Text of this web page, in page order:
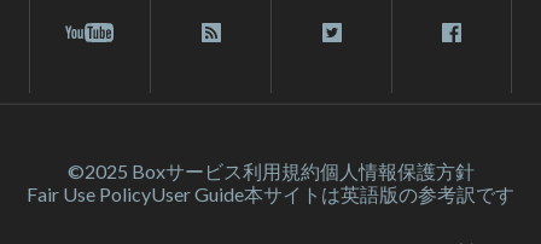
©2025 Boxサービス利⽤規約個人情報保護方針
Fair Use PolicyUser Guide本サイトは英語版の参考訳です